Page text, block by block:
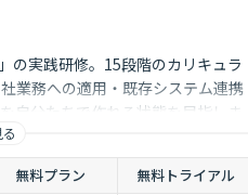
の実践研修。15段階のカリキュラ
業務への適用・既存システム連携
自分たちで作れる状態を目指しま
無料プラン 無料トライアル